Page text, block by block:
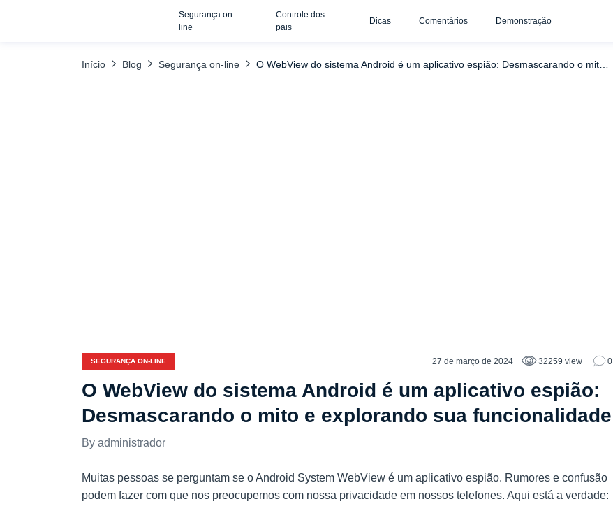
Segurança on-
line
Controle dos
pais
Dicas Comentários Demonstração
Início Blog Segurança on-line
SEGURANÇA ON-LINE 27 de março de 2024 32259 view 0
O WebView do sistema Android é um aplicativo espião:
Desmascarando o mito e explorando sua funcionalidade
administrador
Muitas pessoas se perguntam se o Android System WebView é um aplicativo espião. Rumores e confusão
podem fazer com que nos preocupemos com nossa privacidade em nossos telefones. Aqui está a verdade:
TABELA DE CONTEÚDO
PERGUNTAS FREQUENTES